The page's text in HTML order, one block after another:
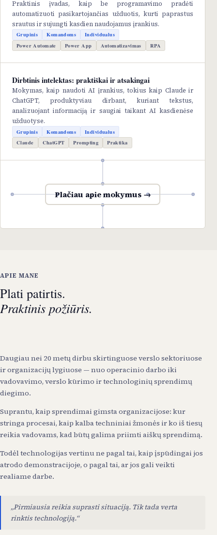
Praktinis įvadas, kaip be programavimo pradėti
automatizuoti pasikartojančias užduotis, kurti paprastus
srautus ir sujungti kasdien naudojamus įrankius.
Grupinis Komandoms
Individualus
Power Automate
Power App Automatizavimas RPA
Dirbtinis intelektas: praktiškai ir atsakingai
Mokymas, kaip naudoti AI įrankius, tokius kaip Claude ir
ChatGPT, produktyviau dirbant, kuriant tekstus,
analizuojant informaciją ir saugiai taikant AI kasdienėse
užduotyse.
Grupinis Komandoms
Individualus
Claude
ChatGPT Prompting Praktika
Plačiau apie mokymus →
APIE MANE
Plati patirtis.
Praktinis požiūris.
Daugiau nei 20 metų dirbu skirtinguose verslo sektoriuose
ir organizacijų lygiuose — nuo operacinio darbo iki
vadovavimo, verslo kūrimo ir technologinių sprendimų
diegimo.
Suprantu, kaip sprendimai gimsta organizacijose: kur
stringa procesai, kaip kalba techniniai žmonės ir ko iš tiesų
reikia vadovams, kad būtų galima priimti aiškų sprendimą.
Todėl technologijas vertinu ne pagal tai, kaip įspūdingai jos
atrodo demonstracijoje, o pagal tai, ar jos gali veikti
realiame darbe.
„Pirmiausia reikia suprasti situaciją. Tik tada verta
rinktis technologiją.“